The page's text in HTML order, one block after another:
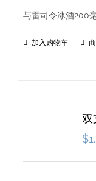
与雷司令冰酒200
加入购物车
双
$